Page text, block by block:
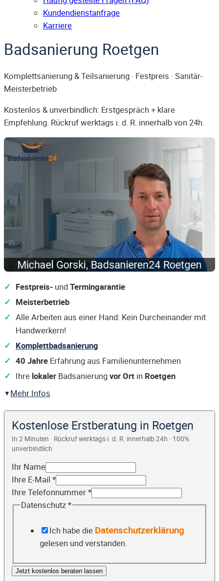
Kunden­dienst­anfrage
Karriere
Badsanierung Roetgen
Komplettsanierung & Teilsanierung · Festpreis · Sanitär-
Meisterbetrieb
Kostenlos & unverbindlich: Erstgespräch + klare
Empfehlung. Rückruf werktags i. d. R. innerhalb von 24h.
Festpreis- undTermingarantie
Meisterbetrieb
Alle Arbeiten aus einer Hand: Kein Durcheinander mit
Handwerkern!
Komplettbadsanierung
40 Jahre Erfahrung aus Familienunternehmen
Ihre lokaler Badsanierungvor Ort in Roetgen
Mehr Infos
Kostenlose Erstberatung in Roetgen
In 2 Minuten · Rückruf werktags i. d. R. innerhalb 24h · 100%
unverbindlich
Ihr Name
Ihre E-Mail *
Ihre Telefonnummer*
Datenschutz*
Ich habe die Datenschutzerklärung
gelesen und verstanden.
Jetzt kostenlos beraten lassen